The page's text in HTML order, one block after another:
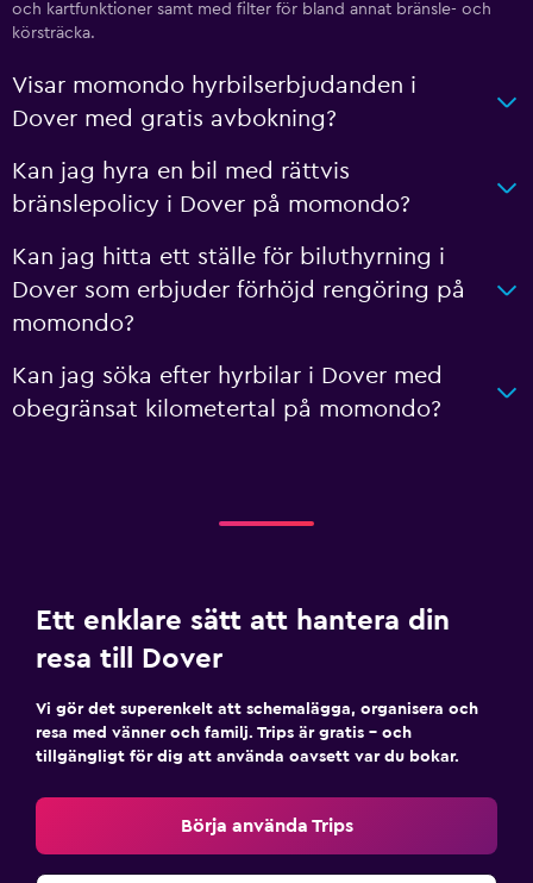
och kartfunktioner samt med filter för bland annat bränsle- och
körsträcka.
Visar momondo hyrbilserbjudanden i
Dover med gratis avbokning?
Kan jag hyra en bil med rättvis
bränslepolicy i Dover på momondo?
Kan jag hitta ett ställe för biluthyrning i
Dover som erbjuder förhöjd rengöring på
momondo?
Kan jag söka efter hyrbilar i Dover med
obegränsat kilometertal på momondo?
Ett enklare sätt att hantera din
resa till Dover
Vi gör det superenkelt att schemalägga, organisera och
resa med vänner och familj. Trips är gratis – och
tillgängligt för dig att använda oavsett var du bokar.
Börja använda Trips